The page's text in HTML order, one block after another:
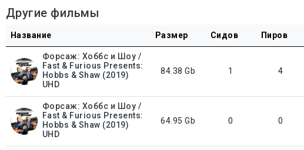
Другие фильмы
Название Размер Сидов Пиров
Форсаж: Хоббс и Шоу /
Fast & Furious Presents:
Hobbs & Shaw (2019)
UHD
84.38 Gb 1 4
Форсаж: Хоббс и Шоу /
Fast & Furious Presents:
Hobbs & Shaw (2019)
UHD
64.95 Gb 0 0